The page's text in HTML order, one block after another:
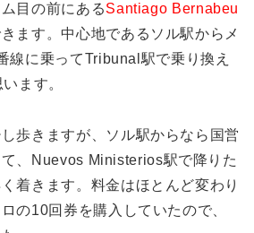
目の前にあるSantiago Bernabeu
ます。中心地であるソル駅からメ
線に乗ってTribunal駅で乗り換え
ます。
歩きますが、ソル駅からなら国営
、Nuevos Ministerios駅で降りた
着きます。料金はほとんど変わり
の10回券を購入していたので、